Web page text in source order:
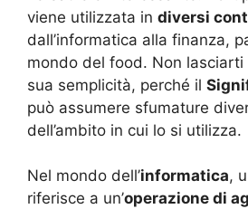
viene utilizzata in diversi
dall’informatica alla finanza,
mondo del food. Non lasciarti
sua semplicità, perché il
può assumere sfumature
dell’ambito in cui lo si utilizza.
Nel mondo dell’informatica,
riferisce a un’operazione di